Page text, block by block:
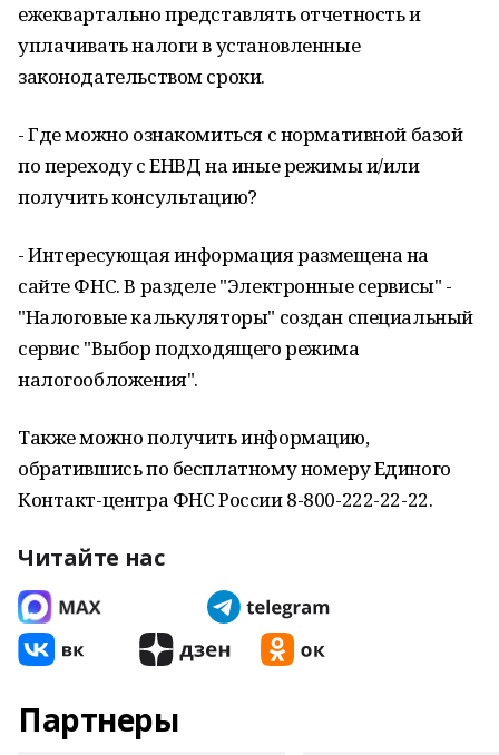
ежеквартально представлять отчетность и
уплачивать налоги в установленные
законодательством сроки.
- Где можно ознакомиться с нормативной базой
по переходу с ЕНВД на иные режимы и/или
получить консультацию?
- Интересующая информация размещена на
сайте ФНС. В разделе "Электронные сервисы" -
"Налоговые калькуляторы" создан специальный
сервис "Выбор подходящего режима
налогообложения".
Также можно получить информацию,
обратившись по бесплатному номеру Единого
Контакт-центра ФНС России 8-800-222-22-22.
Читайте нас
Партнеры